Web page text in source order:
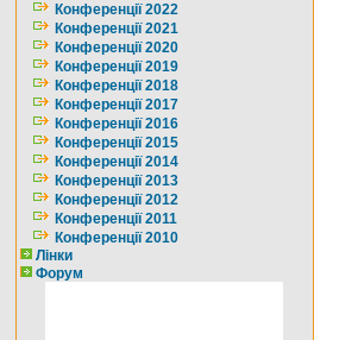
Конференції 2022
Конференції 2021
Конференції 2020
Конференції 2019
Конференції 2018
Конференції 2017
Конференції 2016
Конференції 2015
Конференції 2014
Конференції 2013
Конференції 2012
Конференції 2011
Конференції 2010
Лінки
Форум